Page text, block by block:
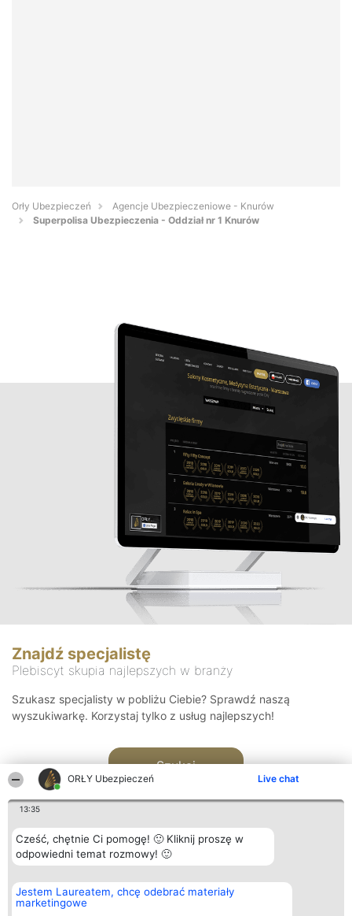
ORŁY Ubezpieczeń Live chat
13:35
Cześć, chętnie Ci pomogę! 🙂 Kliknij proszę w
odpowiedni temat rozmowy! 🙂
Jestem Laureatem, chcę odebrać materiały
marketingowe
Orły Ubezpieczeń
Agencje Ubezpieczeniowe - Knurów
Superpolisa Ubezpieczenia - Oddział nr 1 Knurów
Znajdź specjalistę
Plebiscyt skupia najlepszych w branży
Szukasz specjalisty w pobliżu Ciebie? Sprawdź naszą
wyszukiwarkę. Korzystaj tylko z usług najlepszych!
Szukaj
Organizator plebiscytu
Bright Side Solutions sp. z o.
o. sp. k.
Plebiscyt
Laureaci
Kontakt
Kontakt